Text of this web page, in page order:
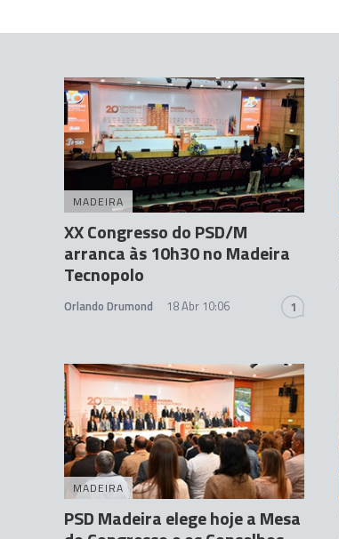
MADEIRA
XX Congresso do PSD/M
arranca às 10h30 no Madeira
Tecnopolo
Orlando Drumond 18 Abr 10:06 1
MADEIRA
PSD Madeira elege hoje a Mesa